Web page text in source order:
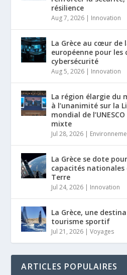
résilience
Aug 7, 2026 | Innovation
La Grèce au cœur de
européenne pour les
cybersécurité
Aug 5, 2026 | Innovation
La région élargie du
à l’unanimité sur la
mondial de
mixte
Jul 28, 2026 |
La Grèce se dote
capacités nationales
Terre
Jul 24, 2026 | Innovation
La Grèce, une
tourisme sportif
Jul 21, 2026 |Voyages
ARTICLES POPULAIRES